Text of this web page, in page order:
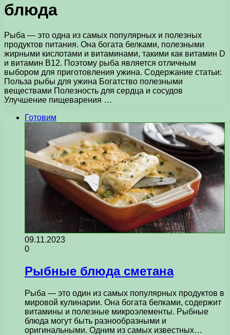
блюда
Рыба — это одна из самых популярных и полезных
продуктов питания. Она богата белками, полезными
жирными кислотами и витаминами, такими как витамин D
и витамин B12. Поэтому рыба является отличным
выбором для приготовления ужина. Содержание статьи:
Польза рыбы для ужина Богатство полезными
веществами Полезность для сердца и сосудов
Улучшение пищеварения …
Готовим
09.11.2023
0
Рыбные блюда сметана
Рыба — это один из самых популярных продуктов в
мировой кулинарии. Она богата белками, содержит
витамины и полезные микроэлементы. Рыбные
блюда могут быть разнообразными и
оригинальными. Одним из самых известных…